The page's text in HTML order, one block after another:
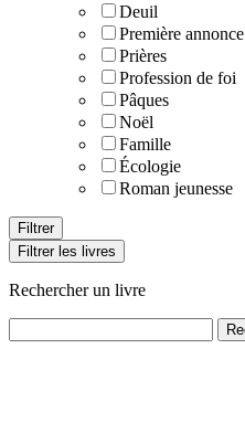
Deuil
Première annonce
Prières
Profession de foi
Pâques
Noël
Famille
Écologie
Roman jeunesse
Filtrer les livres
Rechercher un livre